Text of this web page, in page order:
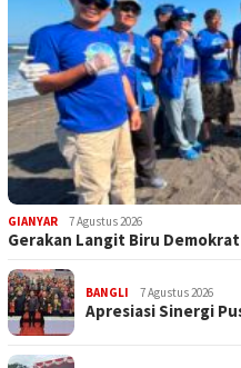
GIANYAR 7 Agustus 2026
Gerakan Langit Biru
BANGLI 7 Agustus 2026
Apresiasi Sinergi